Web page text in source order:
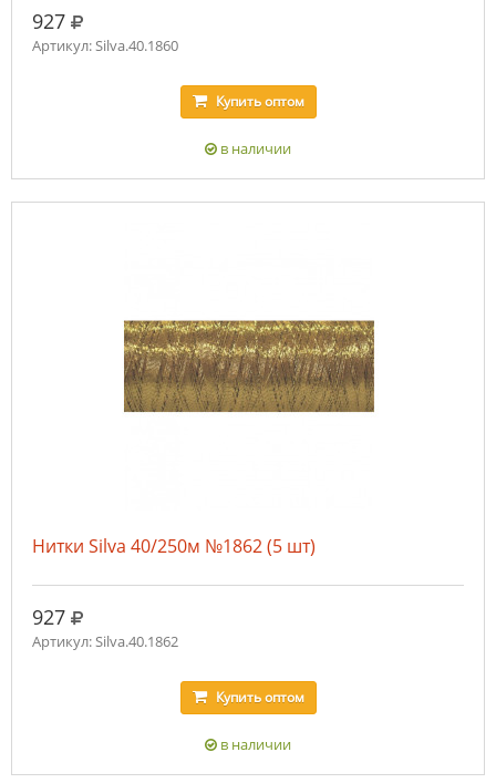
927 руб.
Артикул: Silva.40.1860
Купитьоптом
в наличии
Нитки Silva 40/250м №1862 (5 шт)
927 руб.
Артикул: Silva.40.1862
Купитьоптом
в наличии